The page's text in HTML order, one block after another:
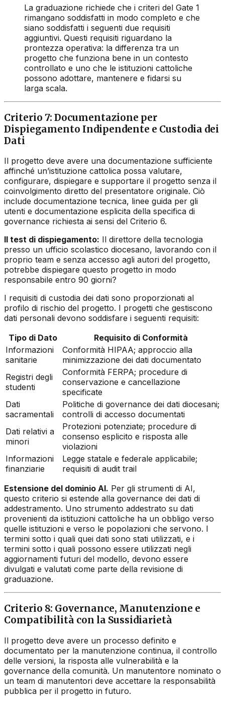
La graduazione richiede che i criteri del Gate 1
rimangano soddisfatti in modo completo e che
siano soddisfatti i seguenti due requisiti
aggiuntivi. Questi requisiti riguardano la
prontezza operativa: la differenza tra un
progetto che funziona bene in un contesto
controllato e uno che le istituzioni cattoliche
possono adottare, mantenere e fidarsi su
larga scala.
Criterio 7: Documentazione per
Dispiegamento Indipendente e Custodia dei
Dati
Il progetto deve avere una documentazione sufficiente
affinché un’istituzione cattolica possa valutare,
configurare, dispiegare e supportare il progetto senza il
coinvolgimento diretto del presentatore originale. Ciò
include documentazione tecnica, linee guida per gli
utenti e documentazione esplicita della specifica di
governance richiesta ai sensi del Criterio 6.
Il test di dispiegamento: Il direttore della tecnologia
presso un ufficio scolastico diocesano, lavorando con il
proprio team e senza accesso agli autori del progetto,
potrebbe dispiegare questo progetto in modo
responsabile entro 90 giorni?
I requisiti di custodia dei dati sono proporzionati al
profilo di rischio del progetto. I progetti che gestiscono
dati personali devono soddisfare i seguenti requisiti:
Tipo di Dato
Requisito di Conformità
Informazioni
sanitarie
Conformità HIPAA; approccio alla
minimizzazione dei dati documentato
Registri degli
studenti
Conformità FERPA; procedure di
conservazione e cancellazione
specificate
Dati
sacramentali
Politiche di governance dei dati diocesani;
controlli di accesso documentati
Dati relativi a
minori
Protezioni potenziate; procedure di
consenso esplicito e risposta alle
violazioni
Informazioni
finanziarie
Legge statale e federale applicabile;
requisiti di audit trail
Estensione del dominio AI. Per gli strumenti di AI,
questo criterio si estende alla governance dei dati di
addestramento. Uno strumento addestrato su dati
provenienti da istituzioni cattoliche ha un obbligo verso
quelle istituzioni e verso le popolazioni che servono. I
termini sotto i quali quei dati sono stati utilizzati, e i
termini sotto i quali possono essere utilizzati negli
aggiornamenti futuri del modello, devono essere
divulgati e valutati come parte della revisione di
graduazione.
Criterio 8: Governance, Manutenzione e
Compatibilità con la Sussidiarietà
Il progetto deve avere un processo definito e
documentato per la manutenzione continua, il controllo
delle versioni, la risposta alle vulnerabilità e la
governance della comunità. Un manutentore nominato o
un team di manutentori deve accettare la responsabilità
pubblica per il progetto in futuro.